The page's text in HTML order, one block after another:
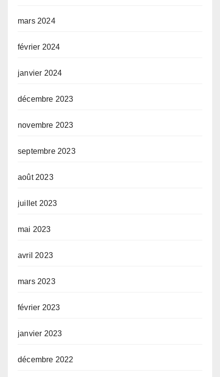
mars 2024
février 2024
janvier 2024
décembre 2023
novembre 2023
septembre 2023
août 2023
juillet 2023
mai 2023
avril 2023
mars 2023
février 2023
janvier 2023
décembre 2022